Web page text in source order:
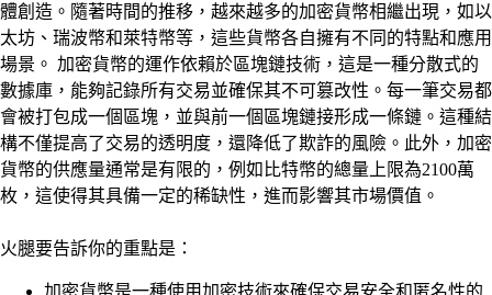
體創造。隨著時間的推移，越來越多的加密貨幣相繼出現，如以
太坊、瑞波幣和萊特幣等，這些貨幣各自擁有不同的特點和應用
場景。 加密貨幣的運作依賴於區塊鏈技術，這是一種分散式的
數據庫，能夠記錄所有交易並確保其不可篡改性。每一筆交易都
會被打包成一個區塊，並與前一個區塊鏈接形成一條鏈。這種結
構不僅提高了交易的透明度，還降低了欺詐的風險。此外，加密
貨幣的供應量通常是有限的，例如比特幣的總量上限為2100萬
枚，這使得其具備一定的稀缺性，進而影響其市場價值。
火腿要告訴你的重點是：
加密貨幣是一種使用加密技術來確保交易安全和匿名性的